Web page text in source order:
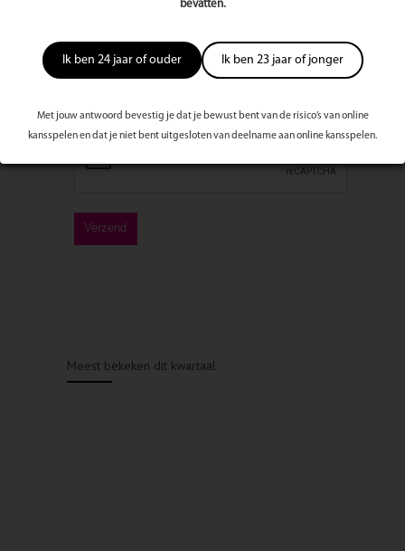
bevatten.
Ik ben 24 jaar of ouder Ik ben 23 jaar of jonger
Met jouw antwoord bevestig je dat je bewust bent van de risico’s van online
kansspelen en dat je niet bent uitgesloten van deelname aan online kansspelen.
Meest bekeken dit kwartaal